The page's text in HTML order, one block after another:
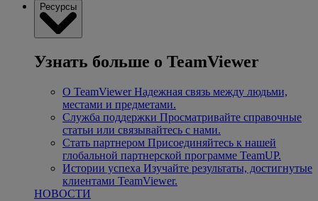
Ресурсы
Узнать больше о TeamViewer
О TeamViewer Надежная связь между людьми,
местами и предметами.
Служба поддержки Просматривайте справочные
статьи или связывайтесь с нами.
Стать партнером Присоединяйтесь к нашей
глобальной партнерской программе TeamUP.
Истории успеха Изучайте результаты, достигнутые
клиентами TeamViewer.
НОВОСТИ